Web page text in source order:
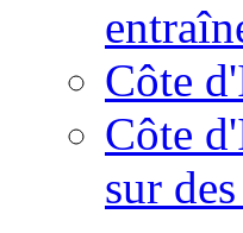
Côte
Côte
sur